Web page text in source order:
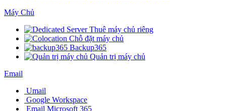
Máy Chủ
Thuê máy chủ riêng
Chỗ đặt máy chủ
Backup365
Quản trị máy chủ
Email
Umail
Google Workspace
Email Microsoft 365